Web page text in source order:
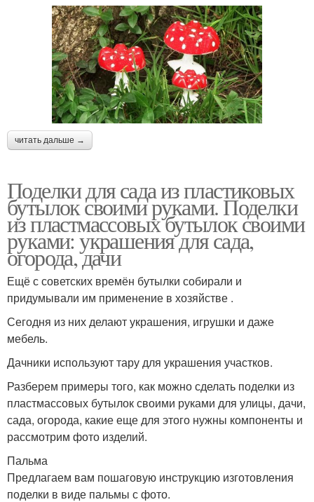
читать дальше →
Поделки для сада из пластиковых
бутылок своими руками. Поделки
из пластмассовых бутылок своими
руками: украшения для сада,
огорода, дачи
Ещё с советских времён бутылки собирали и
придумывали им применение в хозяйстве .
Сегодня из них делают украшения, игрушки и даже
мебель.
Дачники используют тару для украшения участков.
Разберем примеры того, как можно сделать поделки из
пластмассовых бутылок своими руками для улицы, дачи,
сада, огорода, какие еще для этого нужны компоненты и
рассмотрим фото изделий.
Пальма
Предлагаем вам пошаговую инструкцию изготовления
поделки в виде пальмы с фото.